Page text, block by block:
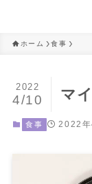
ホーム 食事
マ
2022
4/10
食事 2022年